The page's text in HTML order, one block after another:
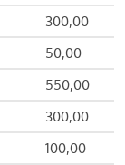
300,00
50,00
550,00
300,00
100,00